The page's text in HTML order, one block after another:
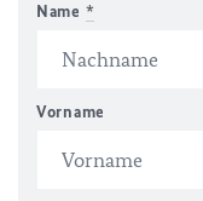
Name *
Vorname